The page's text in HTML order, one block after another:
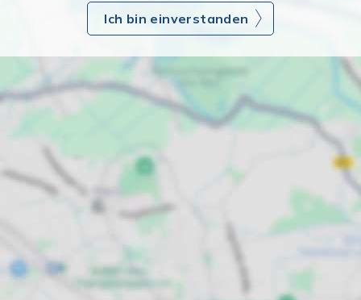
Ich bin einverstanden